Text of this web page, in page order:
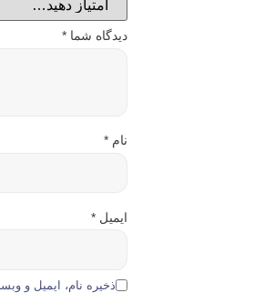
دیدگاه شما *
نام *
ایمیل *
ذخیره نام، ایمیل و